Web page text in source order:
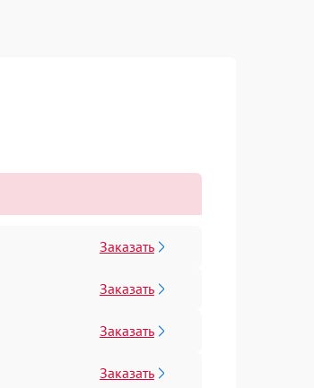
Заказать
Заказать
Заказать
Заказать